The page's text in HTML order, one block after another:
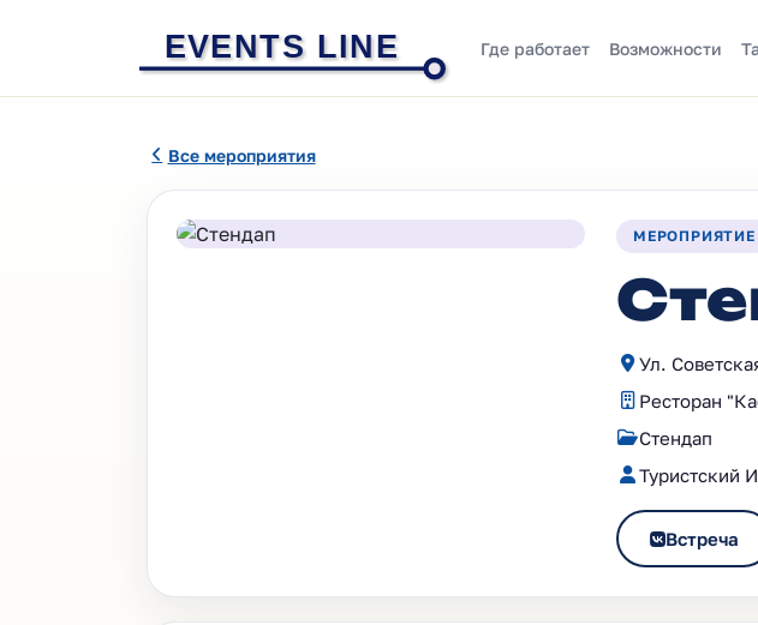
EVENTS LINE Где работает Возможности
Все мероприятия
МЕРОПРИЯТИЕ
Ул.
Ресторан
Стендап
Туристский
Встреча